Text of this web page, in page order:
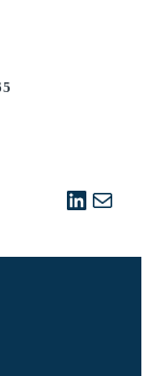
Mail